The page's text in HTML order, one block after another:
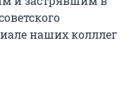
наших колллег